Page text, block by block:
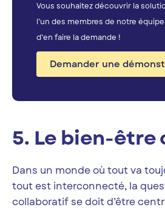
Vous souhaitez découvrir la
l’un des membres de notre
d’en faire la demande !
Demander une
5. Le bien-
Dans un monde où tout va
tout est interconnecté, la
collaboratif se doit d’être